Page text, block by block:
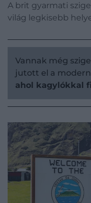
A brit gyarmati
világ legkisebb
Vannak még
jutott el a
ahol kagylókkal